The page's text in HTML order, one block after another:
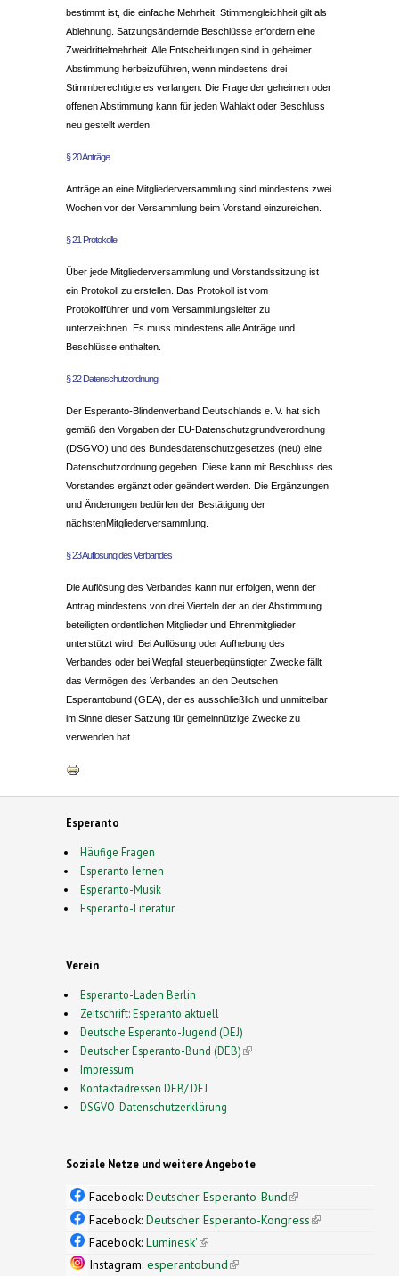
bestimmt ist, die einfache Mehrheit. Stimmengleichheit gilt als
Ablehnung. Satzungsändernde Beschlüsse erfordern eine
Zweidrittelmehrheit. Alle Entscheidungen sind in geheimer
Abstimmung herbeizuführen, wenn mindestens drei
Stimmberechtigte es verlangen. Die Frage der geheimen oder
offenen Abstimmung kann für jeden Wahlakt oder Beschluss
neu gestellt werden.
§ 20 Anträge
Anträge an eine Mitgliederversammlung sind mindestens zwei
Wochen vor der Versammlung beim Vorstand einzureichen.
§ 21 Protokolle
Über jede Mitgliederversammlung und Vorstandssitzung ist
ein Protokoll zu erstellen. Das Protokoll ist vom
Protokollführer und vom Versammlungsleiter zu
unterzeichnen. Es muss mindestens alle Anträge und
Beschlüsse enthalten.
§ 22 Datenschutzordnung
Der Esperanto-Blindenverband Deutschlands e. V. hat sich
gemäß den Vorgaben der EU-Datenschutzgrundverordnung
(DSGVO) und des Bundesdatenschutzgesetzes (neu) eine
Datenschutzordnung gegeben. Diese kann mit Beschluss des
Vorstandes ergänzt oder geändert werden. Die Ergänzungen
und Änderungen bedürfen der Bestätigung der
nächstenMitgliederversammlung.
§ 23 Auflösung des Verbandes
Die Auflösung des Verbandes kann nur erfolgen, wenn der
Antrag mindestens von drei Vierteln der an der Abstimmung
beteiligten ordentlichen Mitglieder und Ehrenmitglieder
unterstützt wird. Bei Auflösung oder Aufhebung des
Verbandes oder bei Wegfall steuerbegünstigter Zwecke fällt
das Vermögen des Verbandes an den Deutschen
Esperantobund (GEA), der es ausschließlich und unmittelbar
im Sinne dieser Satzung für gemeinnützige Zwecke zu
verwenden hat.
Esperanto
Häufige Fragen
Esperanto lernen
Esperanto-Musik
Esperanto-Literatur
Verein
Esperanto-Laden Berlin
Zeitschrift: Esperanto aktuell
Deutsche Esperanto-Jugend (DEJ)
Deutscher Esperanto-Bund (DEB)(link is external)
Impressum
Kontaktadressen DEB/ DEJ
DSGVO-Datenschutzerklärung
Soziale Netze und weitere Angebote
Facebook: Deutscher Esperanto-Bund(link is
external)
Facebook: Deutscher Esperanto-Kongress(link is
Facebook: Luminesk'(link is external)
Instagram: esperantobund(link is external)